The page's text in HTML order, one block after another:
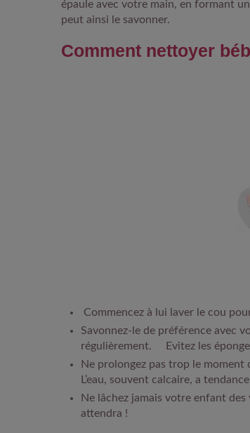
épaule avec votre main, en formant
peut ainsi le savonner.
Comment nettoyer
Commencez à lui laver le cou
Savonnez-le de préférence avec
régulièrement. Evitez les
Ne prolongez pas trop le moment
L’eau, souvent calcaire, a
Ne lâchez jamais votre enfant
attendra !